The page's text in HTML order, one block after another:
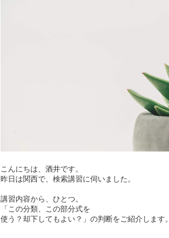
こんにちは、酒井です。
昨日は関西で、検索講習に伺いました。
講習内容から、ひとつ。
「この分類、この部分式を
使う？却下してもよい？」の判断をご紹介します。